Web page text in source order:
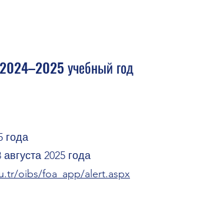
учебный год
года
августа 2025 года
oibs/foa_app/alert.aspx